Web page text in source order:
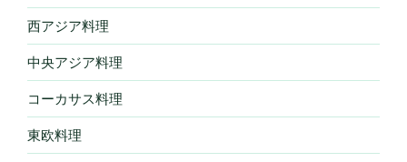
西アジア料理
中央アジア料理
コーカサス料理
東欧料理